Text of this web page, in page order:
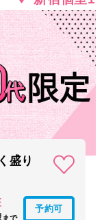
盛り
まで
予約可